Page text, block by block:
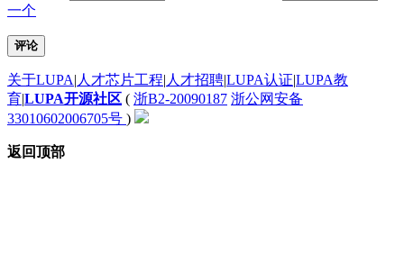
一个
评论
关于LUPA| 人才芯片工程| 人才招聘|LUPA认证|LUPA教
育|LUPA开源社区 ( 浙B2-20090187 浙公网安备
33010602006705号 )
返回顶部